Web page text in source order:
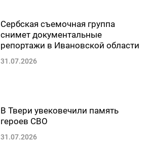
Сербская съемочная группа
снимет документальные
репортажи в Ивановской области
31.07.2026
В Твери увековечили память
героев СВО
31.07.2026